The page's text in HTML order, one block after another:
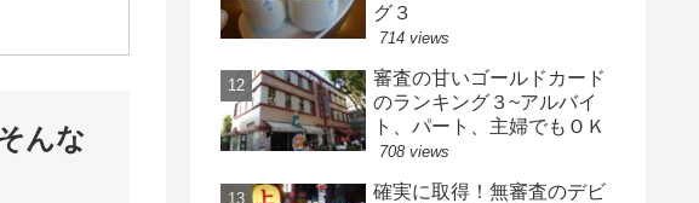
んな
グ３
714 views
審査の甘いゴールドカード
のランキング３~アルバイ
ト、パート、主婦でもＯＫ
708 views
確実に取得！無審査のデビ